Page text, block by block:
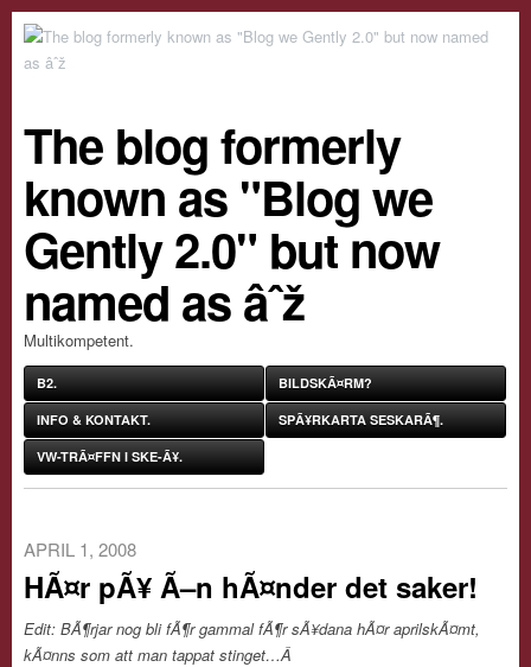
The blog formerly
known as "Blog we
Gently 2.0" but now
named as âˆž
Multikompetent.
B2. BILDSKÃ¤RM?
INFO & KONTAKT. SPÃ¥RKARTA SESKARÃ¶.
VW-TRÃ¤FFN I SKE-Ã¥.
APRIL 1, 2008
HÃ¤r pÃ¥ Ã–n hÃ¤nder det saker!
Edit: BÃ¶rjar nog bli fÃ¶r gammal fÃ¶r sÃ¥dana hÃ¤r aprilskÃ¤mt,
kÃ¤nns som att man tappat stinget…Â